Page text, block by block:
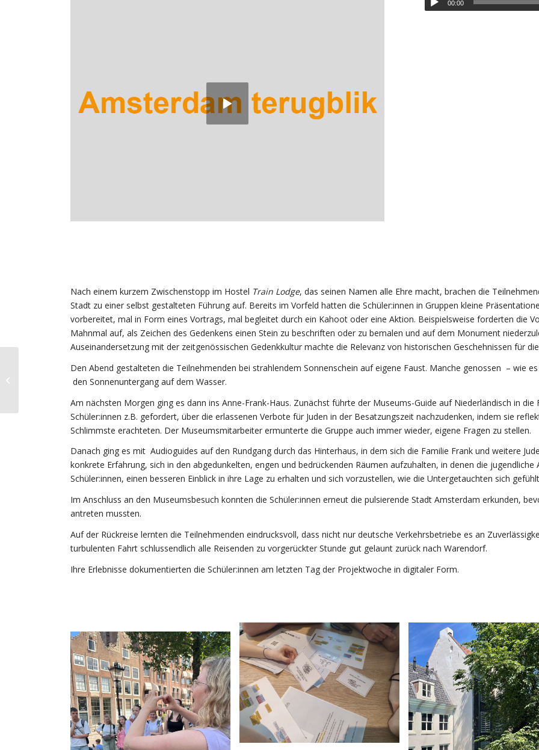
00:00
Nach einem kurzem Zwischenstopp im Hostel Train Lodge, das seinen Namen alle Ehre macht, brachen die
Stadt zu einer selbst gestalteten Führung auf. Bereits im Vorfeld hatten die Schüler:innen in Gruppen kleine
vorbereitet, mal in Form eines Vortrags, mal begleitet durch ein Kahoot oder eine Aktion. Beispielsweise forderten die
Mahnmal auf, als Zeichen des Gedenkens einen Stein zu beschriften oder zu bemalen und auf dem Monument
Auseinandersetzung mit der zeitgenössischen Gedenkkultur machte die Relevanz von historischen Geschehnissen für
Den Abend gestalteten die Teilnehmenden bei strahlendem Sonnenschein auf eigene Faust. Manche genossen – wie
den Sonnenuntergang auf dem Wasser.
Am nächsten Morgen ging es dann ins Anne-Frank-Haus. Zunächst führte der Museums-Guide auf Niederländisch in
Schüler:innen z.B. gefordert, über die erlassenen Verbote für Juden in der Besatzungszeit nachzudenken, indem sie
Schlimmste erachteten. Der Museumsmitarbeiter ermunterte die Gruppe auch immer wieder, eigene Fragen zu stellen.
Danach ging es mit Audioguides auf den Rundgang durch das Hinterhaus, in dem sich die Familie Frank und weitere
konkrete Erfahrung, sich in den abgedunkelten, engen und bedrückenden Räumen aufzuhalten, in denen die
Schüler:innen, einen besseren Einblick in ihre Lage zu erhalten und sich vorzustellen, wie die Untergetauchten sich
Im Anschluss an den Museumsbesuch konnten die Schüler:innen erneut die pulsierende Stadt Amsterdam erkunden,
antreten mussten.
Auf der Rückreise lernten die Teilnehmenden eindrucksvoll, dass nicht nur deutsche Verkehrsbetriebe es an
turbulenten Fahrt schlussendlich alle Reisenden zu vorgerückter Stunde gut gelaunt zurück nach Warendorf.
Ihre Erlebnisse dokumentierten die Schüler:innen am letzten Tag der Projektwoche in digitaler Form.
Projekttage – Podcast